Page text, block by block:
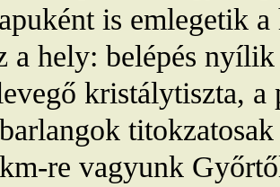
is emlegetik
a hely: belépés
kristálytiszta, a
re vagyunk